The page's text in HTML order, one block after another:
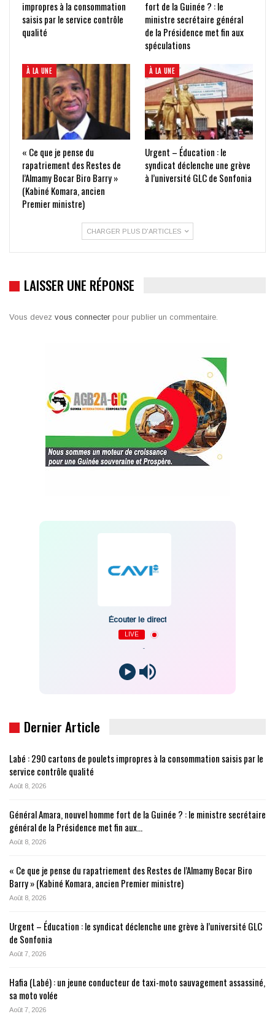
impropres à la consommation
saisis par le service contrôle
qualité
fort de la Guinée ? : le
ministre secrétaire général
de la Présidence met fin aux
spéculations
À LA UNE
« Ce que je pense du
rapatriement des Restes de
l’Almamy Bocar Biro Barry »
(Kabiné Komara, ancien
Premier ministre)
À LA UNE
Urgent – Éducation : le
syndicat déclenche une grève
à l’université GLC de Sonfonia
CHARGER PLUS D'ARTICLES
LAISSER UNE RÉPONSE
Vous devez vous connecter pour publier un commentaire.
Écouter le direct
LIVE
Dernier Article
Labé : 290 cartons de poulets impropres à la consommation saisis par le
service contrôle qualité
Août 8, 2026
Général Amara, nouvel homme fort de la Guinée ? : le ministre secrétaire
général de la Présidence met fin aux…
Août 8, 2026
« Ce que je pense du rapatriement des Restes de l’Almamy Bocar Biro
Barry » (Kabiné Komara, ancien Premier ministre)
Août 8, 2026
Urgent – Éducation : le syndicat déclenche une grève à l’université GLC
de Sonfonia
Août 7, 2026
Hafia (Labé) : un jeune conducteur de taxi-moto sauvagement assassiné,
sa moto volée
Août 7, 2026